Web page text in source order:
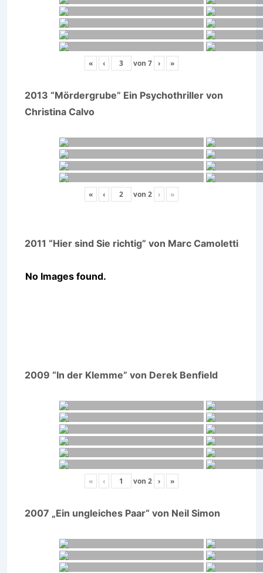
« ‹ von 7 › »
2013 “Mördergrube” Ein Psychothriller von
Christina Calvo
« ‹ von 2 › »
2011 “Hier sind Sie richtig” von Marc Camoletti
No Images found.
2009 “In der Klemme” von Derek Benfield
« ‹ von 2 › »
2007 „Ein ungleiches Paar“ von Neil Simon